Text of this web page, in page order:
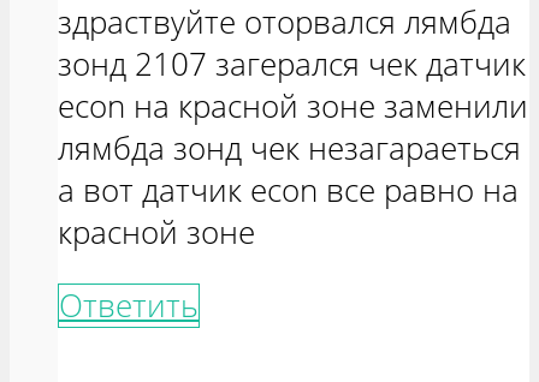
здраствуйте оторвался лямбда
зонд 2107 загерался чек датчик
econ на красной зоне заменили
лямбда зонд чек незагараеться
а вот датчик econ все равно на
красной зоне
Ответить